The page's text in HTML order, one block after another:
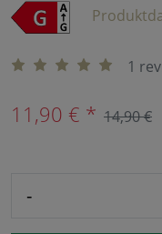
1
11,90 € * 14,90 €
-